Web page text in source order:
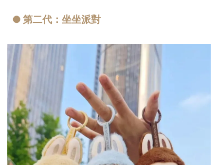
● 第二代：坐坐派對